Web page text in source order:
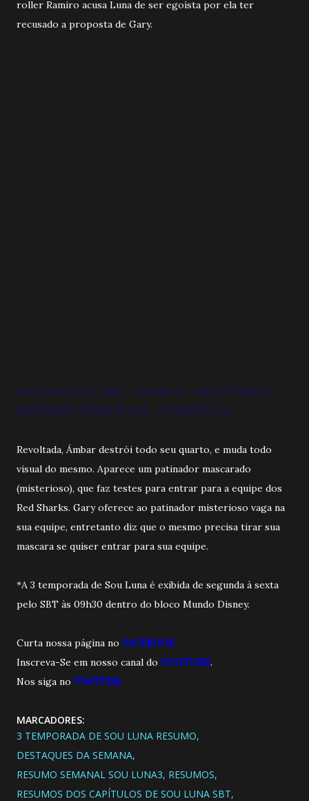
roller Ramiro acusa Luna de ser egoísta por ela ter
recusado a proposta de Gary.
Sexta-Feira 27 de Julho - Capitulo 5 - UM PATINADOR
MISTERIOSO SOBRE RODAS - 3 TEMPORADA
Revoltada, Ámbar destrói todo seu quarto, e muda todo
visual do mesmo. Aparece um patinador mascarado
(misterioso), que faz testes para entrar para a equipe dos
Red Sharks. Gary oferece ao patinador misterioso vaga na
sua equipe, entretanto diz que o mesmo precisa tirar sua
mascara se quiser entrar para sua equipe.
*A 3 temporada de Sou Luna é exibida de segunda à sexta
pelo SBT às 09h30 dentro do bloco Mundo Disney.
Curta nossa página no FACEBOOK.
Inscreva-Se em nosso canal do YOUTUBE.
Nos siga no TWITTER.
MARCADORES:
3 TEMPORADA DE SOU LUNA RESUMO
DESTAQUES DA SEMANA
RESUMO SEMANAL SOU LUNA3 RESUMOS
RESUMOS DOS CAPÍTULOS DE SOU LUNA SBT